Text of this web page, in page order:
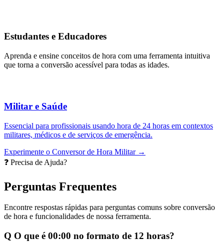
Estudantes e Educadores
Aprenda e ensine conceitos de hora com uma ferramenta intuitiva
que torna a conversão acessível para todas as idades.
Militar e Saúde
Essencial para profissionais usando hora de 24 horas em contextos
militares, médicos e de serviços de emergência.
Experimente o Conversor de Hora Militar →
❓ Precisa de Ajuda?
Perguntas Frequentes
Encontre respostas rápidas para perguntas comuns sobre conversão
de hora e funcionalidades de nossa ferramenta.
Q O que é 00:00 no formato de 12 horas?